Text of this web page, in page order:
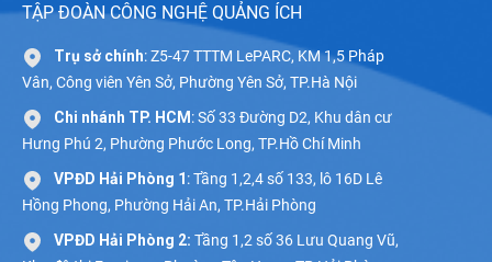
TẬP ĐOÀN CÔNG NGHỆ QUẢNG ÍCH
Trụ sở chính: Z5-47 TTTM LePARC, KM 1,5 Pháp
Vân, Công viên Yên Sở, Phường Yên Sở, TP.Hà Nội
Chi nhánh TP. HCM : Số 33 Đường D2, Khu dân cư
Hưng Phú 2, Phường Phước Long, TP.Hồ Chí Minh
VPĐD Hải Phòng 1 : Tầng 1,2,4 số 133, lô 16D Lê
Hồng Phong, Phường Hải An, TP.Hải Phòng
VPĐD Hải Phòng 2: Tầng 1,2 số 36 Lưu Quang Vũ,